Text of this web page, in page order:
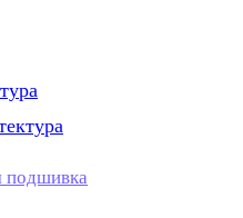
подшивка